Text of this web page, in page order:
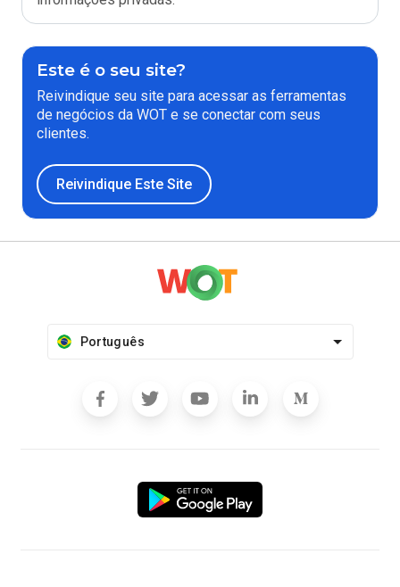
Este é o seu site?
Reivindique seu site para acessar as ferramentas
de negócios da WOT e se conectar com seus
clientes.
Reivindique Este Site
Português